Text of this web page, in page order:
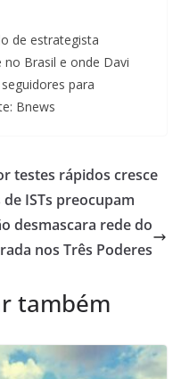
de estrategista
Brasil e onde Davi
para
Bnews
testes rápidos cresce
ISTs preocupam
desmascara rede do
nos Três Poderes
também